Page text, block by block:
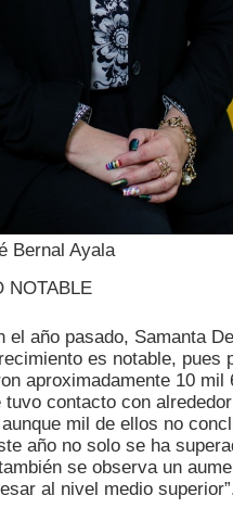
Bernal Ayala
NOTABLE
el año pasado, Samanta
es notable, pues
aproximadamente 10 mil
contacto con
mil de ellos no
año no solo se ha
se observa un
al nivel medio